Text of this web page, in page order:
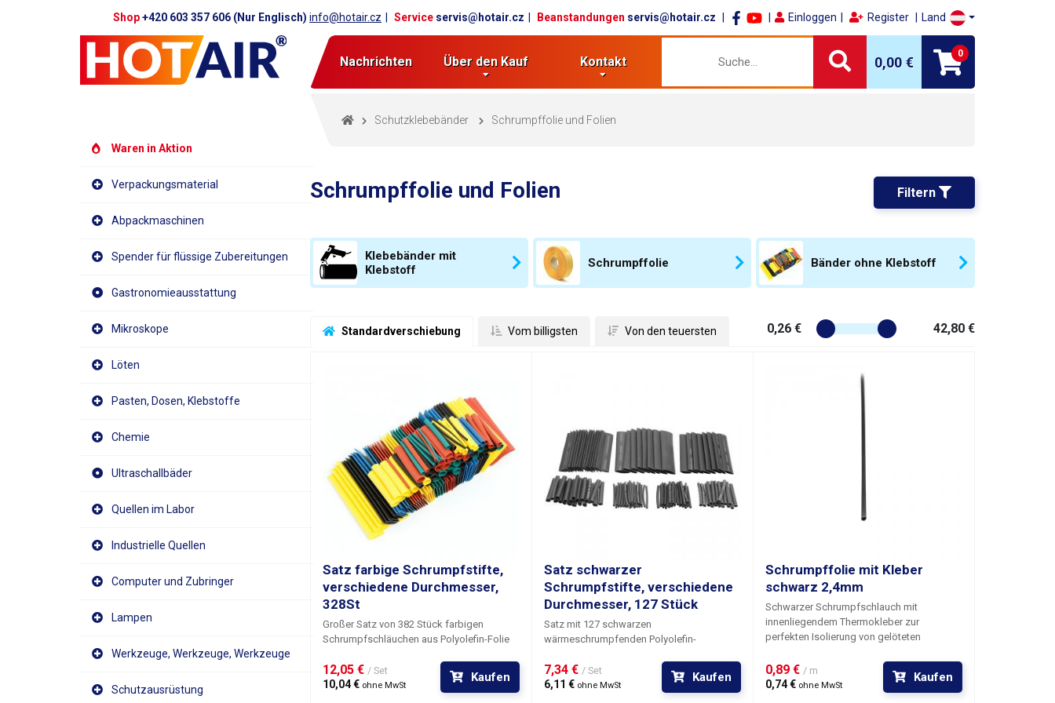
Shop+420 603 357 606 (Nur Englisch)info@hotair.cz Service servis@hotair.cz Beanstandungen servis@hotair.cz Einloggen Register Land
Nachrichten Über den Kauf Kontakt 0,00 €
0
Waren in Aktion
Verpackungsmaterial
Abpackmaschinen
Spender für flüssige Zubereitungen
Gastronomieausstattung
Mikroskope
Löten
Pasten, Dosen, Klebstoffe
Chemie
Ultraschallbäder
Quellen im Labor
Industrielle Quellen
Computer und Zubringer
Lampen
Werkzeuge, Werkzeuge, Werkzeuge
Schutzausrüstung
Schutzklebebänder Schrumpffolie und Folien
Schrumpffolie und Folien Filtern
Klebebänder mit
Klebstoff
Schrumpffolie Bänder ohne Klebstoff
Standardverschiebung Vom billigsten Von den teuersten 0,26 € 42,80 €
Satz farbige Schrumpfstifte,
verschiedene Durchmesser,
328St
Großer Satz von 382 Stück farbigen
Schrumpfschläuchen aus Polyolefin-Folie
Verstärkung von Drahtverbindungen und
deren mechanischem Schutz oder zum
12,05 € / Set
10,04 € ohne MwSt
Kaufen
Satz schwarzer
Schrumpfstifte, verschiedene
Durchmesser, 127 Stück
Satz mit 127 schwarzen
wärmeschrumpfenden Polyolefin-
von Lötverbindungen, zur Verstärkung von
Drahtverbindungen und deren
7,34 € / Set
6,11 € ohne MwSt
Kaufen
Schrumpffolie mit Kleber
schwarz 2,4mm
Schwarzer Schrumpfschlauch mit
innenliegendem Thermokleberzur
perfekten Isolierung von gelöteten
Drahtverbindungen und deren
mechanischem Schutz oder zum
Drahtbonden. Es kann auch als
0,89 € / m
0,74 € ohne MwSt
Kaufen